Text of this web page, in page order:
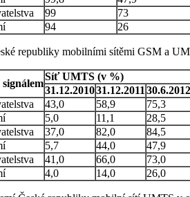
99
73
94 26
republiky mobilními sítěmi GSM a
Síť UMTS (v %)
31.12.201031.12.2011 30.6.2012
43,0 58,9
75,3
5,0 11,1
28,5
37,0 82,0
84,5
5,7 44,0
47,9
41,0 66,0
73,0
4,0 14,0 26,0